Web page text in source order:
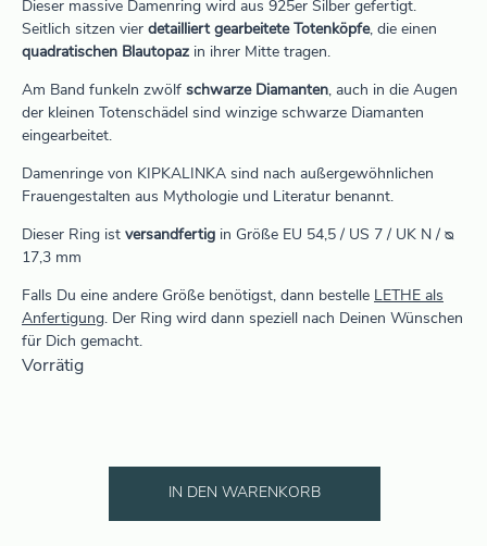
Dieser massive Damenring wird aus 925er Silber gefertigt.
Seitlich sitzen vier detailliert gearbeitete Totenköpfe, die einen
quadratischen Blautopaz in ihrer Mitte tragen.
Am Band funkeln zwölf schwarze Diamanten, auch in die Augen
der kleinen Totenschädel sind winzige schwarze Diamanten
eingearbeitet.
Damenringe von KIPKALINKA sind nach außergewöhnlichen
Frauengestalten aus Mythologie und Literatur benannt.
Dieser Ring ist versandfertig in Größe EU 54,5 / US 7 / UK N / ᴓ
17,3 mm
Falls Du eine andere Größe benötigst, dann bestelle LETHE als
Anfertigung. Der Ring wird dann speziell nach Deinen Wünschen
für Dich gemacht.
Vorrätig
IN DEN WARENKORB